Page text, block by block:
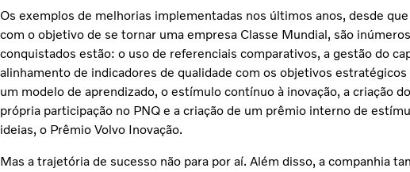
Os exemplos de melhorias implementadas nos últimos anos, desde
com o objetivo de se tornar uma empresa Classe Mundial, são
conquistados estão: o uso de referenciais comparativos, a gestão do
alinhamento de indicadores de qualidade com os objetivos estratégicos
um modelo de aprendizado, o estímulo contínuo à inovação, a criação
própria participação no PNQ e a criação de um prêmio interno de
ideias, o Prêmio Volvo Inovação.
Mas a trajetória de sucesso não para por aí. Além disso, a companhia